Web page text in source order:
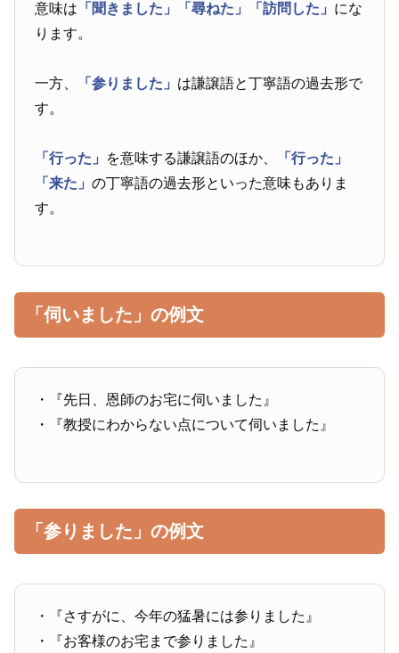
意味は 「聞きました」 「尋ねた」 「訪問した」 にな
ります。
一方、 「参りました」 は謙譲語と丁寧語の過去形で
す。
「行った」 を意味する謙譲語のほか、
「行った」
「来た」の丁寧語の過去形といった意味もありま
す。
「伺いました」の例文
・『先日、恩師のお宅に伺いました』
・『教授にわからない点について伺いました』
「参りました」の例文
・『さすがに、今年の猛暑には参りました』
・『お客様のお宅まで参りました』